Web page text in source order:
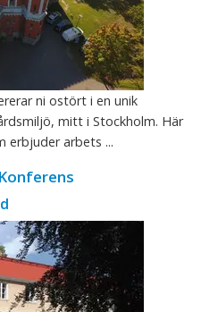
ni ostört i en unik
mitt i Stockholm. Här
erbjuder arbets ...